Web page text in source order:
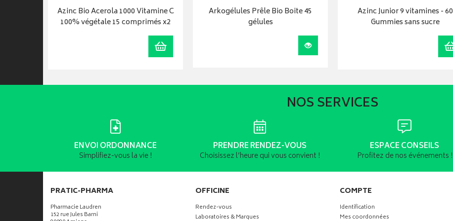
Azinc Bio Acerola 1000 Vitamine C
100% végétale 15 comprimés x2
Ajouter au panier
Arkogélules Prêle Bio Boite 45
gélules
Visualiser
Azinc Junior 9 vitamines - 60
Gummies sans sucre
NOS SERVICES
ENVOI ORDONNANCE
Simplifiez-vous la vie !
PRENDRE RENDEZ-VOUS
Choisissez l’heure qui vous convient !
ESPACE CONSEILS
Profitez de nos événements !
PRATIC-PHARMA
Pharmacie Laudren
152 rue Jules Barni
OFFICINE
Rendez-vous
Laboratoires & Marques
COMPTE
Identification
Mes coordonnées